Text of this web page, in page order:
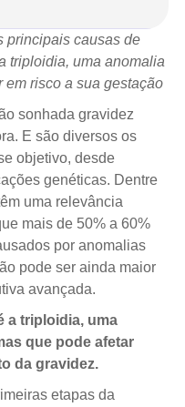
principais causas de
triploidia, uma anomalia
risco a sua gestação
sonhada gravidez
E são diversos os
objetivo, desde
genéticas. Dentre
uma relevância
mais de 50% a 60%
por anomalias
pode ser ainda maior
avançada.
a triploidia, uma
que pode afetar
da gravidez.
etapas da